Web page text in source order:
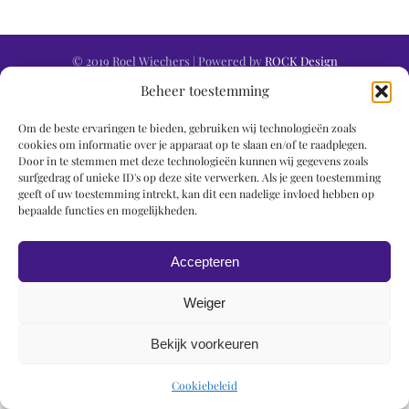
Beheer toestemming
Om de beste ervaringen te bieden, gebruiken wij technologieën zoals
cookies om informatie over je apparaat op te slaan en/of te raadplegen.
Door in te stemmen met deze technologieën kunnen wij gegevens zoals
surfgedrag of unieke ID's op deze site verwerken. Als je geen toestemming
geeft of uw toestemming intrekt, kan dit een nadelige invloed hebben op
bepaalde functies en mogelijkheden.
Accepteren
Weiger
Bekijk voorkeuren
Cookiebeleid
© 2019 Roel Wiechers | Powered by ROCK Design